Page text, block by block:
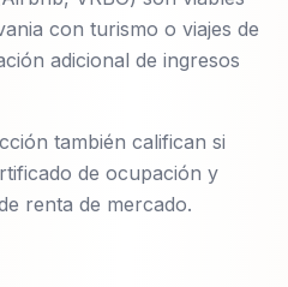
con turismo o viajes de
adicional de ingresos
también califican si
de ocupación y
renta de mercado.